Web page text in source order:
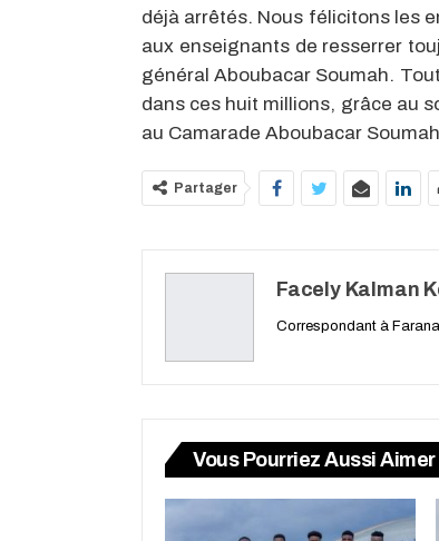
déjà arrêtés. Nous félicitons les
aux enseignants de resserrer
général Aboubacar Soumah.
dans ces huit millions, grâce au
au Camarade Aboubacar
Partager
Facely Kalman
Correspondant à
Vous Pourriez Aussi Aimer